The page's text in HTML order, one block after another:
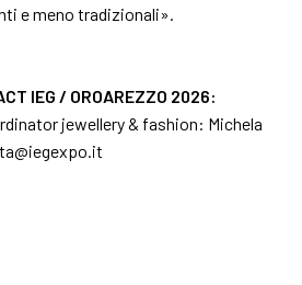
e meno tradizionali».
IEG / OROAREZZO 2026:
jewellery & fashion: Michela